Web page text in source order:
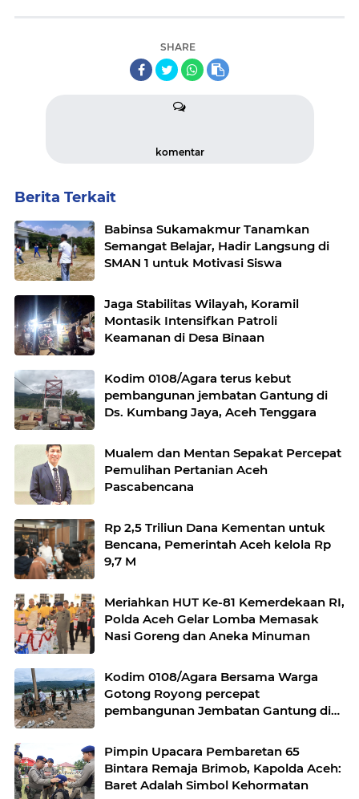
SHARE
komentar
Berita Terkait
Babinsa Sukamakmur Tanamkan
Semangat Belajar, Hadir Langsung di
SMAN 1 untuk Motivasi Siswa
Jaga Stabilitas Wilayah, Koramil
Montasik Intensifkan Patroli
Keamanan di Desa Binaan
Kodim 0108/Agara terus kebut
pembangunan jembatan Gantung di
Ds. Kumbang Jaya, Aceh Tenggara
Mualem dan Mentan Sepakat Percepat
Pemulihan Pertanian Aceh
Pascabencana
Rp 2,5 Triliun Dana Kementan untuk
Bencana, Pemerintah Aceh kelola Rp
9,7 M
Meriahkan HUT Ke-81 Kemerdekaan RI,
Polda Aceh Gelar Lomba Memasak
Nasi Goreng dan Aneka Minuman
Kodim 0108/Agara Bersama Warga
Gotong Royong percepat
pembangunan Jembatan Gantung di
Pimpin Upacara Pembaretan 65
Bintara Remaja Brimob, Kapolda Aceh:
Baret Adalah Simbol Kehormatan